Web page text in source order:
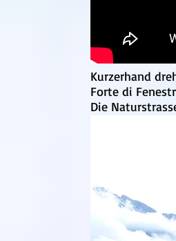
Kurzerhand
Forte di
Die